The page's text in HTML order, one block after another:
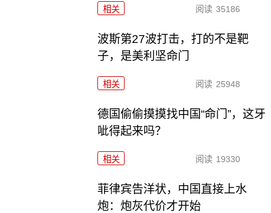
相关 阅读 35186
波斯第27波打击，打的不是靶
子，是美利坚命门
相关 阅读 25948
德国偷偷摸摸找中国“命门”，这牙
呲得起来吗？
相关 阅读 19330
菲律宾告洋状，中国直接上水
炮：炮灰代价才开始